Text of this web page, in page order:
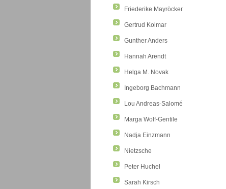
Friederike Mayröcker
Gertrud Kolmar
Gunther Anders
Hannah Arendt
Helga M. Novak
Ingeborg Bachmann
Lou Andreas-Salomé
Marga Wolf-Gentile
Nadja Einzmann
Nietzsche
Peter Huchel
Sarah Kirsch